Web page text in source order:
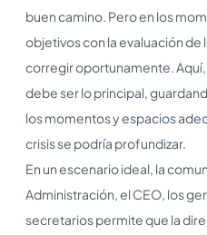
buen camino. Pero en los
objetivos con la evaluación
corregir oportunamente. Aquí,
debe ser lo principal,
los momentos y espacios
crisis se podría profundizar.
En un escenario ideal, la
Administración, el CEO, los
secretarios permite que la